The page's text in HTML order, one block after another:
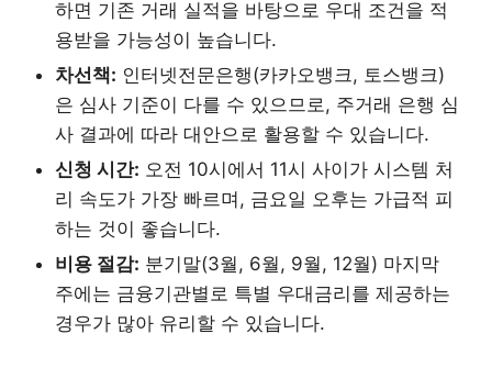
하면 기존 거래 실적을 바탕으로 우대 조건을 적
용받을 가능성이 높습니다.
차선책: 인터넷전문은행(카카오뱅크, 토스뱅크)
은 심사 기준이 다를 수 있으므로, 주거래 은행 심
사 결과에 따라 대안으로 활용할 수 있습니다.
신청 시간: 오전 10시에서 11시 사이가 시스템 처
리 속도가 가장 빠르며, 금요일 오후는 가급적 피
하는 것이 좋습니다.
비용 절감: 분기말(3월, 6월, 9월, 12월) 마지막
주에는 금융기관별로 특별 우대금리를 제공하는
경우가 많아 유리할 수 있습니다.